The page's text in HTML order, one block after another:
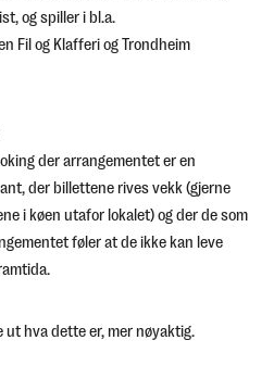
og spiller i bl.a.
Fil og Klafferi og Trondheim
der arrangementet er en
der billettene rives vekk (gjerne
i køen utafor lokalet) og der de som
føler at de ikke kan leve
hva dette er, mer nøyaktig.